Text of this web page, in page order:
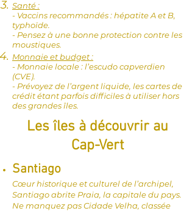
Santé :
- Vaccins recommandés : hépatite A et B,
typhoïde.
- Pensez à une bonne protection contre les
moustiques.
Monnaie et budget :
- Monnaie locale : l’escudo capverdien
(CVE).
- Prévoyez de l’argent liquide, les cartes de
crédit étant parfois difficiles à utiliser hors
des grandes îles.
Les îles à découvrir au
Cap-Vert
Santiago
Cœur historique et culturel de l’archipel,
Santiago abrite Praia, la capitale du pays.
Ne manquez pas Cidade Velha, classée